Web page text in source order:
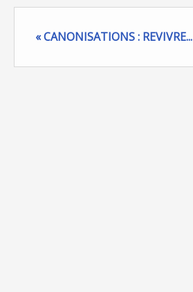
« CANONISATIONS : REVIVRE...